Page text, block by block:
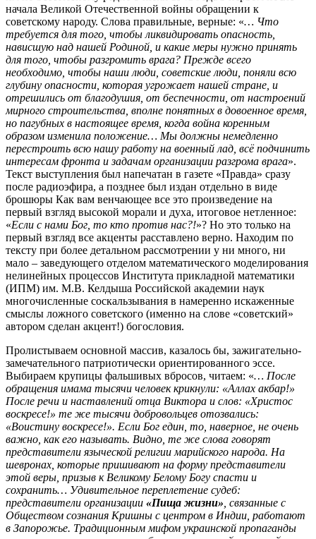
начала Великой Отечественной войны обращении к
советскому народу. Слова правильные, верные: «… Что
требуется для того, чтобы ликвидировать опасность,
нависшую над нашей Родиной, и какие меры нужно принять
для того, чтобы разгромить врага? Прежде всего
необходимо, чтобы наши люди, советские люди, поняли всю
глубину опасности, которая угрожает нашей стране, и
отрешились от благодушия, от беспечности, от настроений
мирного строительства, вполне понятных в довоенное время,
но пагубных в настоящее время, когда война коренным
образом изменила положение… Мы должны немедленно
перестроить всю нашу работу на военный лад, всё подчинить
интересам фронта и задачам организации разгрома врага».
Текст выступления был напечатан в газете «Правда» сразу
после радиоэфира, а позднее был издан отдельно в виде
брошюры Как вам венчающее все это произведение на
первый взгляд высокой морали и духа, итоговое нетленное:
«Если с нами Бог, то кто против нас?!»? Но это только на
первый взгляд все акценты расставлено верно. Находим по
тексту при более детальном рассмотрении у ни много, ни
мало – заведующего отделом математического моделирования
нелинейных процессов Института прикладной математики
(ИПМ) им. М.В. Келдыша Российской академии наук
многочисленные соскальзывания в намеренно искаженные
смыслы ложного советского (именно на слове «советский»
автором сделан акцент!) богословия.
Пролистываем основной массив, казалось бы, зажигательно-
замечательного патриотически ориентированного эссе.
Выбираем крупицы фальшивых вбросов, читаем: «… После
обращения имама тысячи человек крикнули: «Аллах акбар!»
После речи и наставлений отца Виктора и слов: «Христос
воскресе!» те же тысячи добровольцев отозвались:
«Воистину воскресе!». Если Бог един, то, наверное, не очень
важно, как его называть. Видно, те же слова говорят
представители языческой религии марийского народа. На
шевронах, которые пришивают на форму представители
этой веры, призыв к Великому Белому Богу спасти и
сохранить… Удивительное переплетение судеб:
представители организации «Пища жизни» , связанные с
Обществом сознания Кришны с центром в Индии, работают
в Запорожье. Традиционным мифом украинской пропаганды